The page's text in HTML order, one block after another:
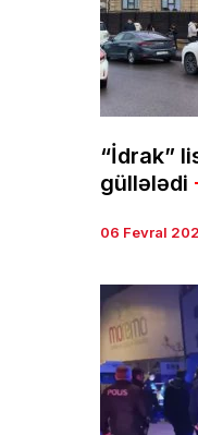
“İdrak”
güllələdi
06 Fevral